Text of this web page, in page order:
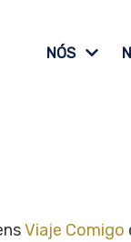
NÓS
Viaje Comigo